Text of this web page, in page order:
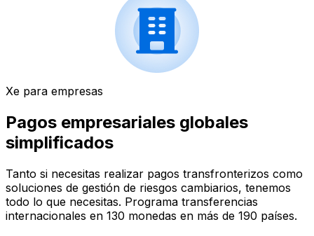
Xe para empresas
Pagos empresariales globales
simplificados
Tanto si necesitas realizar pagos transfronterizos como
soluciones de gestión de riesgos cambiarios, tenemos
todo lo que necesitas. Programa transferencias
internacionales en 130 monedas en más de 190 países.